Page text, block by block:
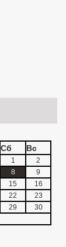
Сб Вс
1
2
8
9
15
16
22
23
29
30